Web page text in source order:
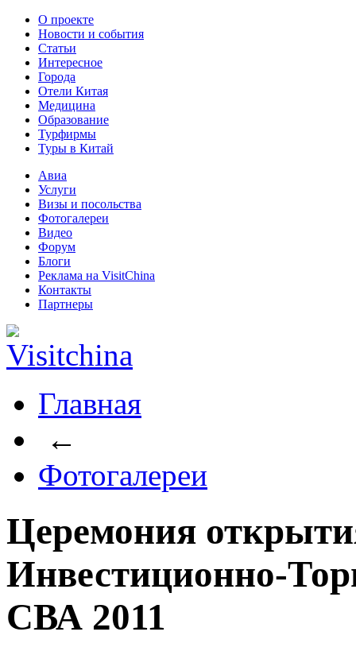
О проекте
Новости и события
Статьи
Интересное
Города
Отели Китая
Медицина
Образование
Турфирмы
Туры в Китай
Авиа
Услуги
Визы и посольства
Фотогалереи
Видео
Форум
Блоги
Реклама на VisitChina
Контакты
Партнеры
Главная
←
Фотогалереи
Церемония
Инвестиционно-
СВА 2011